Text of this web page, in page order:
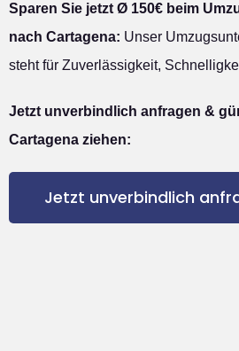
Sparen Sie jetzt Ø 150€ beim
nach Cartagena: Unser
steht für Zuverlässigkeit,
Jetzt unverbindlich anfragen &
Cartagena ziehen:
Jetzt unverbindlich